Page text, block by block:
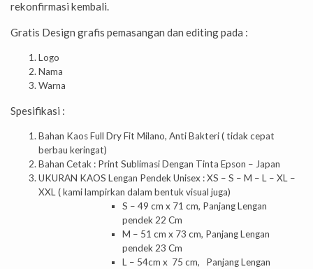
rekonfirmasi kembali.
Gratis Design grafis pemasangan dan editing pada :
Logo
Nama
Warna
Spesifikasi :
Bahan Kaos Full Dry Fit Milano, Anti Bakteri ( tidak cepat
berbau keringat)
Bahan Cetak : Print Sublimasi Dengan Tinta Epson – Japan
UKURAN KAOS Lengan Pendek Unisex : XS – S – M – L – XL –
XXL ( kami lampirkan dalam bentuk visual juga)
S – 49 cm x 71 cm, Panjang Lengan
pendek 22 Cm
M – 51 cm x 73 cm, Panjang Lengan
pendek 23 Cm
L – 54cm x 75 cm, Panjang Lengan